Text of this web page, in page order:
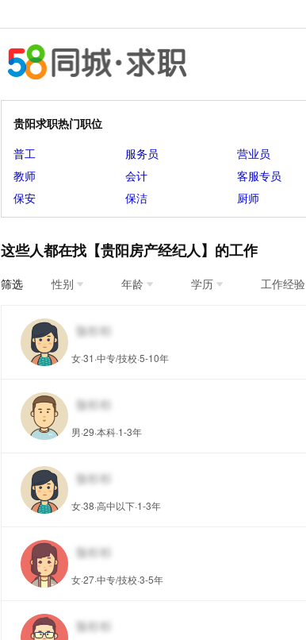
贵阳求职热门职位
普工 服务员 营业员
教师
会计 客服专员
保安
保洁 厨师
这些人都在找【贵阳房产经纪人】的工作
筛选 性别 年龄 学历 工作经验
女·31·中专/技校·5-10年
男·29·本科·1-3年
女·38·高中以下·1-3年
女·27·中专/技校·3-5年